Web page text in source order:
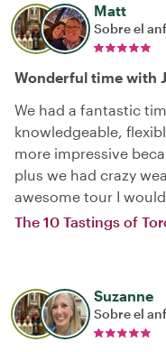
Matt
Sobre el
Wonderful time with
We had a fantastic
knowledgeable,
more impressive
plus we had crazy
awesome tour I
The 10 Tastings of
Suzanne
Sobre el